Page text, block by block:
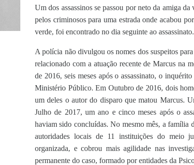
Um dos assassinos se passou por neto da amiga
pelos criminosos para uma estrada onde acabou
verde, foi encontrado no dia seguinte ao assassinato.
A polícia não divulgou os nomes dos suspeitos
relacionado com a atuação recente de Marcus na
de 2016, seis meses após o assassinato, o
Ministério Público. Em Outubro de 2016, dois
um deles o autor do disparo que matou Marcus.
Julho de 2017, um ano e cinco meses após o
haviam sido concluídas. No mesmo mês, a família
autoridades locais de 11 instituições do meio
organizada, e cobrou mais agilidade nas
permanente do caso, formado por entidades da